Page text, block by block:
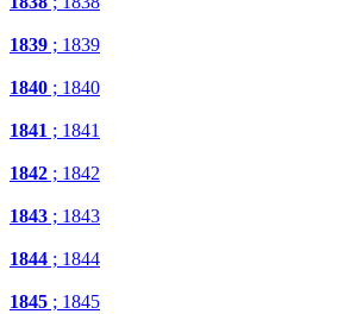
1839 ; 1839
1840 ; 1840
1841 ; 1841
1842 ; 1842
1843 ; 1843
1844 ; 1844
1845 ; 1845